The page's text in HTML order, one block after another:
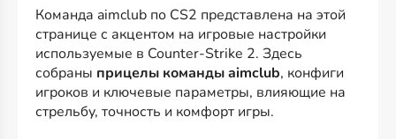
Команда aimclub по CS2 представлена на этой
странице с акцентом на игровые настройки
используемые в Counter-Strike 2. Здесь
собраны прицелы команды aimclub, конфиги
игроков и ключевые параметры, влияющие на
стрельбу, точность и комфорт игры.